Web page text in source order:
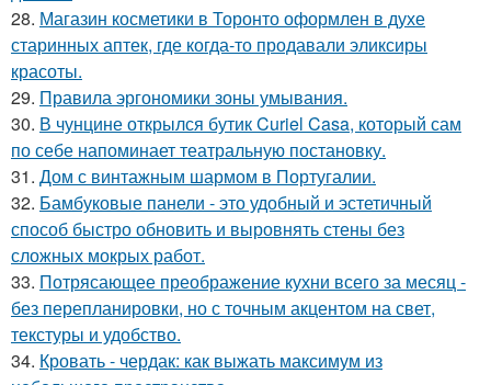
28. Магазин косметики в Торонто оформлен в духе
старинных аптек, где когда-то продавали эликсиры
красоты.
29. Правила эргономики зоны умывания.
30. В чунцине открылся бутик Curiel Casa, который сам
по себе напоминает театральную постановку.
31. Дом с винтажным шармом в Португалии.
32. Бамбуковые панели - это удобный и эстетичный
способ быстро обновить и выровнять стены без
сложных мокрых работ.
33. Потрясающее преображение кухни всего за месяц -
без перепланировки, но с точным акцентом на свет,
текстуры и удобство.
34. Кровать - чердак: как выжать максимум из